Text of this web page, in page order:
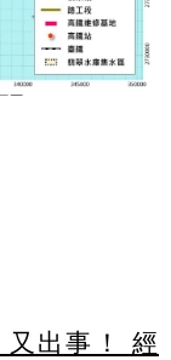
又出事！ 經